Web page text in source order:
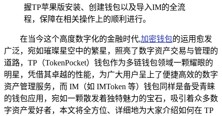
握TP苹果版安装、创建钱包以及导入IM的全流
程，保障在相关操作上的顺利进行。
在当今这个高度数字化的金融时代,加密钱包的运用愈发
广泛，宛如璀璨星空中的繁星，照亮了数字资产交易与管理的
道路，TP（TokenPocket）钱包作为多链钱包领域一颗耀眼的
明星，凭借其卓越的性能，为广大用户呈上了便捷高效的数字
资产管理服务，而 IM（如 IMToken 等）钱包同样是备受青睐
的钱包应用，宛如一颗散发着独特魅力的宝石，吸引着众多数
字资产爱好者，本文将全方位、详细地为大家介绍如何在 TP